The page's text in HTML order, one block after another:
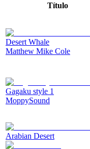
Título
Desert Whale
Matthew Mike Cole
Gagaku style 1
MoppySound
Arabian Desert